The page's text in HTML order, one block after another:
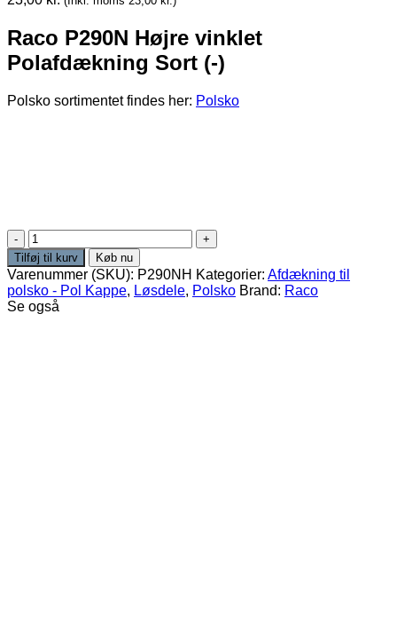
Raco P290N Højre vinklet
Polafdækning Sort (-)
Polsko sortimentet findes her: Polsko
Raco
P290N
Højre
vinklet
Polafdækning
Sort
Tilføj til kurv Køb nu
Varenummer (SKU): P290NH Kategorier: Afdækning til
polsko - Pol Kappe, Løsdele, Polsko Brand: Raco
Se også